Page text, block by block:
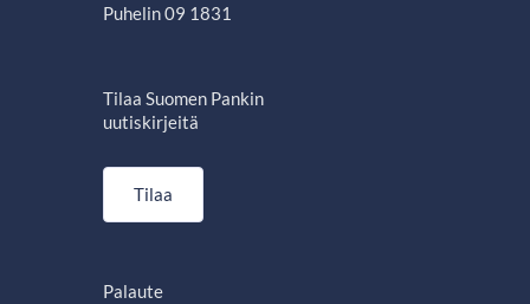
Puhelin 09 1831
Tilaa Suomen Pankin
uutiskirjeitä
Tilaa
Palaute